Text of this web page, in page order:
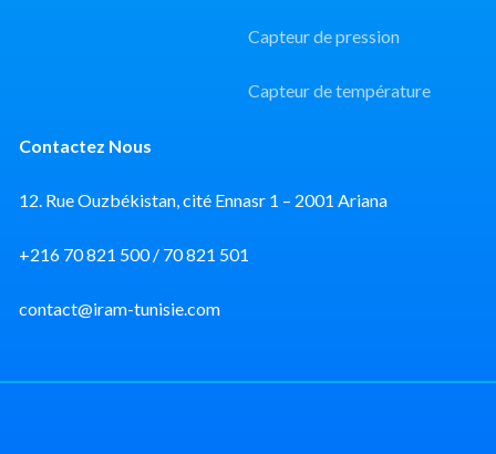
Capteur de pression
Capteur de température
Contactez Nous
12. Rue Ouzbékistan, cité Ennasr 1 – 2001 Ariana
+216 70 821 500 / 70 821 501
contact@iram-tunisie.com